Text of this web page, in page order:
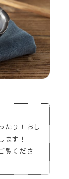
たり！おし
ます！
覧くださ